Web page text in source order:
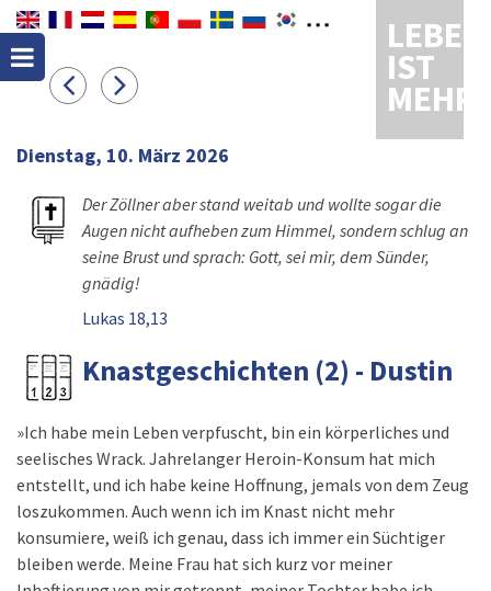
LEBEN
IST
MEHR
Dienstag, 10. März 2026
Der Zöllner aber stand weitab und wollte sogar die
Augen nicht aufheben zum Himmel, sondern schlug an
seine Brust und sprach: Gott, sei mir, dem Sünder,
gnädig!
Lukas 18,13
Knastgeschichten (2) - Dustin
»Ich habe mein Leben verpfuscht, bin ein körperliches und
seelisches Wrack. Jahrelanger Heroin-Konsum hat mich
entstellt, und ich habe keine Hoffnung, jemals von dem Zeug
loszukommen. Auch wenn ich im Knast nicht mehr
konsumiere, weiß ich genau, dass ich immer ein Süchtiger
bleiben werde. Meine Frau hat sich kurz vor meiner